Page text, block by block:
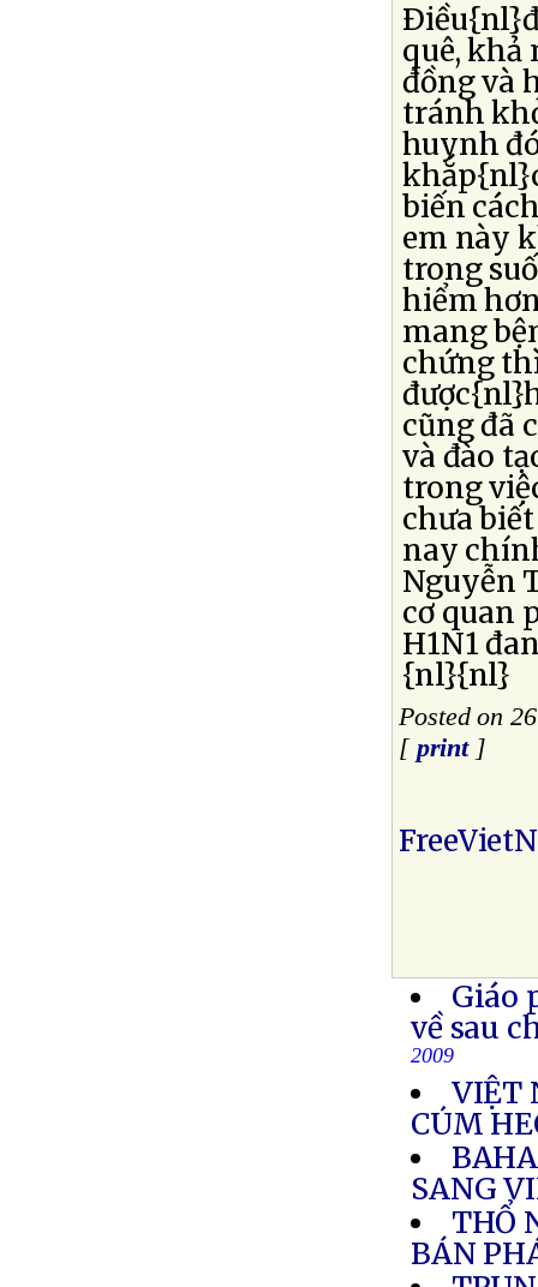
quê, khả
đồng và
tránh
huynh
biến
em này
trong
hiểm
mang
chứng
cũng đã
và đào
trong
chưa
nay
Nguyễn
cơ quan
H1N1
{nl}{nl}
Posted on
[ print]
Giáo
về sau
2009
VIỆT
CÚM
SANG
THỔ
BÁN